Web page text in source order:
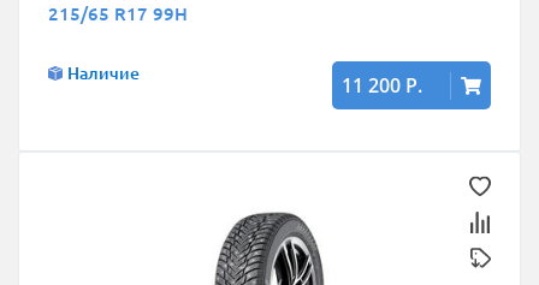
215/65 R17 99H
Наличие 11 200 Р.